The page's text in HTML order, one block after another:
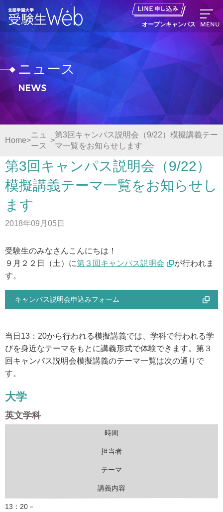
オープンキャンパス MENU
資料請求
出願の流れ
オープンキャンパス LINE申し込み
ニュース
デジタルパンフレット
お問い合わせ
サイトマップ
入試情報
入試イベント
キャンパスライフ
就職・キャリア
ニュース
News
Home
ニュ
ース
第3回キャンパス説明会（9/22）模擬講義テー
マ一覧をお知らせします
第3回キャンパス説明会（9/22）
模擬講義テーマ一覧をお知らせし
ます
2018年09月05日
受験生のみなさんこんにちは！
９月２２日（土）に第３回キャンパス説明会
が行われま
す。
キャンパス説明会申込みフォーム
当日13：20から行われる模擬講義では、学科で行われる学
びを身近なテーマをもとに講義形式で体験できます。第３
回キャンパス説明会模擬講義のテーマ一覧は次の通りで
す。
大学
英文学科
時間
担当者
テーマ
講義内容
13：20－